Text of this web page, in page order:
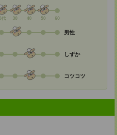
代 30 40 50 60
男性
しずか
コツコツ